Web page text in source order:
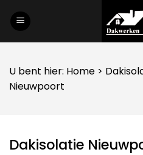
U bent hier: Home >
Nieuwpoort
Dakisolatie